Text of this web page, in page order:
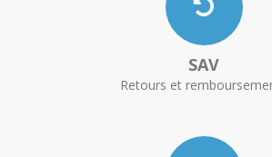
SAV
Retours et